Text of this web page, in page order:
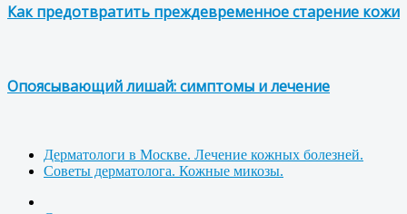
Как предотвратить преждевременное старение кожи
Опоясывающий лишай: симптомы и лечение
Дерматологи в Москве. Лечение кожных болезней.
Советы дерматолога. Кожные микозы.